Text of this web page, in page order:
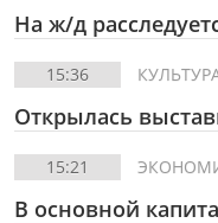
На ж/д
15:36
Открылась
15:21
В основной